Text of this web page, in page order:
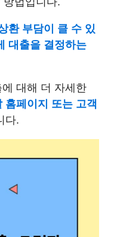
환 부담이 클 수 있
대출을 결정하는
대해 더 자세한
홈페이지 또는 고객
다.